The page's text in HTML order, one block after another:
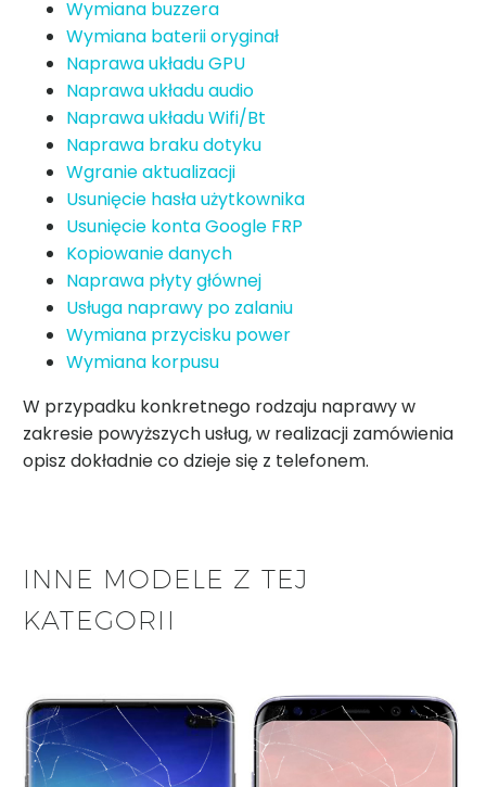
Wymiana buzzera
Wymiana baterii oryginał
Naprawa układu GPU
Naprawa układu audio
Naprawa układu Wifi/Bt
Naprawa braku dotyku
Wgranie aktualizacji
Usunięcie hasła użytkownika
Usunięcie konta Google FRP
Kopiowanie danych
Naprawa płyty głównej
Usługa naprawy po zalaniu
Wymiana przycisku power
Wymiana korpusu
W przypadku konkretnego rodzaju naprawy w
zakresie powyższych usług, w realizacji zamówienia
opisz dokładnie co dzieje się z telefonem.
INNE MODELE Z TEJ
KATEGORII